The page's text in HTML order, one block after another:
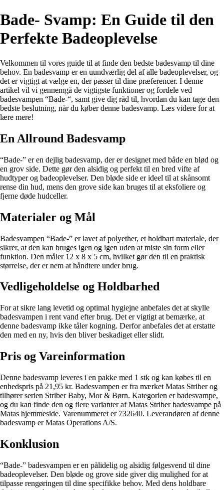
Bade- Svamp: En Guide til den
Perfekte Badeoplevelse
Velkommen til vores guide til at finde den bedste badesvamp til dine
behov. En badesvamp er en uundværlig del af alle badeoplevelser, og
det er vigtigt at vælge en, der passer til dine præferencer. I denne
artikel vil vi gennemgå de vigtigste funktioner og fordele ved
badesvampen “Bade-“, samt give dig råd til, hvordan du kan tage den
bedste beslutning, når du køber denne badesvamp. Læs videre for at
lære mere!
En Allround Badesvamp
“Bade-” er en dejlig badesvamp, der er designet med både en blød og
en grov side. Dette gør den alsidig og perfekt til en bred vifte af
hudtyper og badeoplevelser. Den bløde side er ideel til at skånsomt
rense din hud, mens den grove side kan bruges til at eksfoliere og
fjerne døde hudceller.
Materialer og Mål
Badesvampen “Bade-” er lavet af polyether, et holdbart materiale, der
sikrer, at den kan bruges igen og igen uden at miste sin form eller
funktion. Den måler 12 x 8 x 5 cm, hvilket gør den til en praktisk
størrelse, der er nem at håndtere under brug.
Vedligeholdelse og Holdbarhed
For at sikre lang levetid og optimal hygiejne anbefales det at skylle
badesvampen i rent vand efter brug. Det er vigtigt at bemærke, at
denne badesvamp ikke tåler kogning. Derfor anbefales det at erstatte
den med en ny, hvis den bliver beskadiget eller slidt.
Pris og Vareinformation
Denne badesvamp leveres i en pakke med 1 stk og kan købes til en
enhedspris på 21,95 kr. Badesvampen er fra mærket Matas Striber og
tilhører serien Striber Baby, Mor & Børn. Kategorien er badesvampe,
og du kan finde den og flere varianter af Matas Striber badesvampe på
Matas hjemmeside. Varenummeret er 732640. Leverandøren af denne
badesvamp er Matas Operations A/S.
Konklusion
“Bade-” badesvampen er en pålidelig og alsidig følgesvend til dine
badeoplevelser. Den bløde og grove side giver dig mulighed for at
tilpasse rengøringen til dine specifikke behov. Med dens holdbare